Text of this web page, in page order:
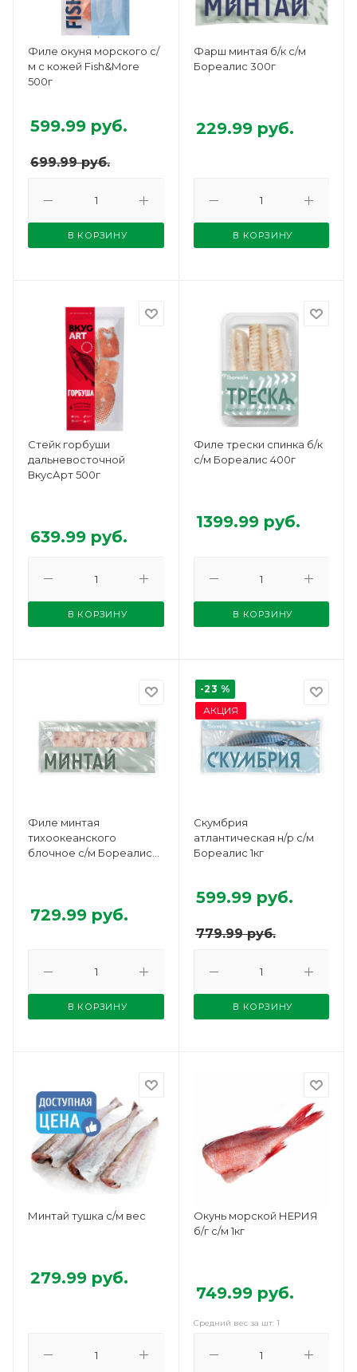
Филе окуня морского с/
м с кожей Fish&More
500г
699.99руб.
599.99 руб.
В КОРЗИНУ
Фарш минтая б/к с/м
Бореалис 300г
229.99руб.
В КОРЗИНУ
Стейк горбуши
дальневосточной
ВкусАрт 500г
639.99 руб.
В КОРЗИНУ
Филе трески спинка б/к
с/м Бореалис 400г
1399.99руб.
В КОРЗИНУ
Филе минтая
тихоокеанского
блочное с/м Бореалис
729.99 руб.
В КОРЗИНУ
-23 %
АКЦИЯ
Скумбрия
атлантическая н/р с/м
Бореалис 1кг
779.99руб.
599.99руб.
В КОРЗИНУ
Минтай тушка с/м вес
279.99 руб.
Окунь морской НЕРИЯ
б/г с/м 1кг
749.99руб.
Средний вес за шт: 1